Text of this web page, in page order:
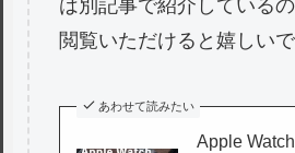
は別記事で紹介している
閲覧いただけると嬉しいで
あわせて読みたい
Apple